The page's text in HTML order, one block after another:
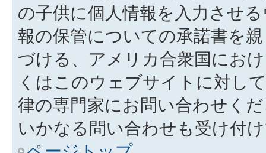
の子供に個人情報を入力させ
報の保管についての承諾書を
づける、アメリカ合衆国にお
くはこのウェブサイトに対し
律の専門家にお問い合わせく
いかなる問い合わせも受け付